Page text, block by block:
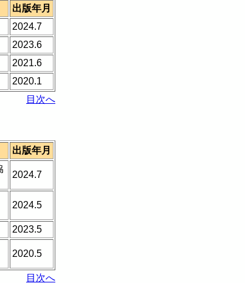
出版年月
2024.7
2023.6
2021.6
2020.1
目次へ
出版年月
2024.7
2024.5
2023.5
2020.5
目次へ